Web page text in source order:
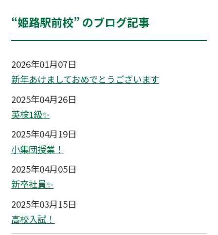
“姫路駅前校” のブログ記事
2026年01月07日
新年あけましておめでとうございます
2025年04月26日
英検1級✨
2025年04月19日
小集団授業！
2025年04月05日
新卒社員✨
2025年03月15日
高校入試！